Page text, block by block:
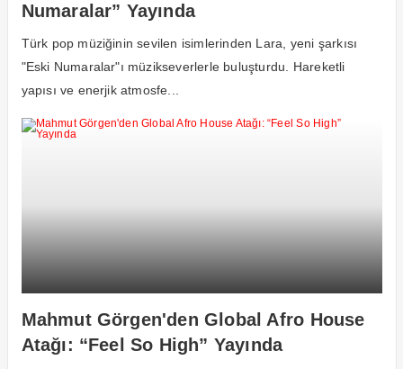
Numaralar” Yayında
Türk pop müziğinin sevilen isimlerinden Lara, yeni şarkısı
"Eski Numaralar"ı müzikseverlerle buluşturdu. Hareketli
yapısı ve enerjik atmosfe...
Mahmut Görgen'den Global Afro House
Atağı: “Feel So High” Yayında